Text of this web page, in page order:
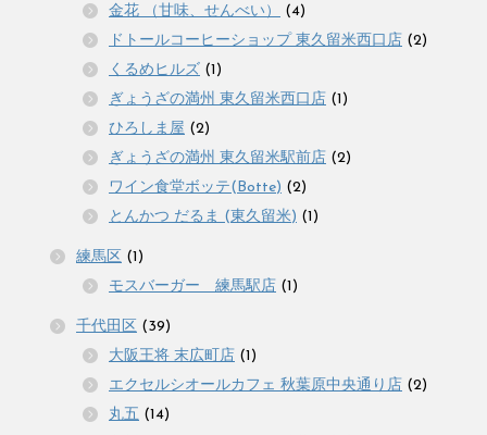
金花 （甘味、せんべい）
(4)
ドトールコーヒーショップ 東久留米西口店 (2)
くるめヒルズ (1)
ぎょうざの満州 東久留米西口店 (1)
ひろしま屋 (2)
ぎょうざの満州 東久留米駅前店 (2)
ワイン食堂ボッテ(Botte) (2)
とんかつ だるま (東久留米) (1)
練馬区 (1)
モスバーガー 練馬駅店 (1)
千代田区 (39)
大阪王将 末広町店 (1)
エクセルシオールカフェ 秋葉原中央通り店 (2)
丸五 (14)